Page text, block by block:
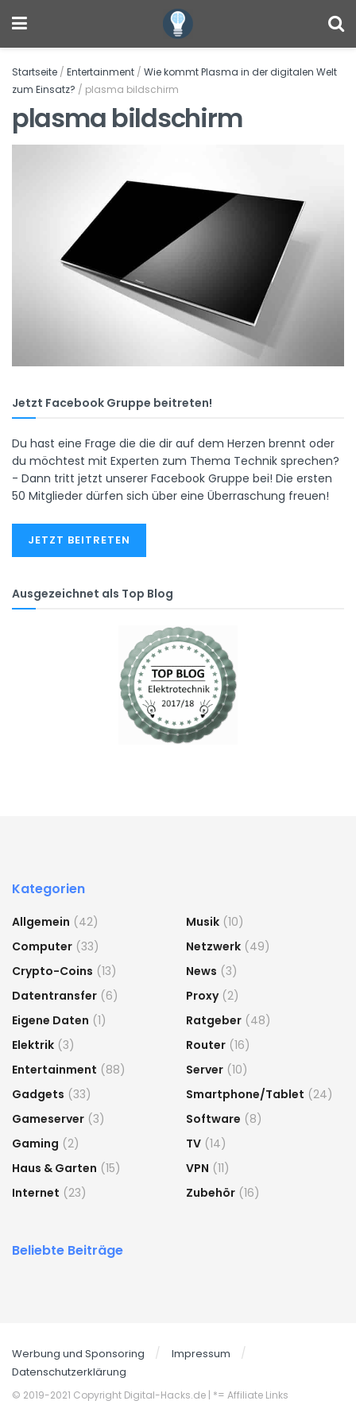
Startseite / Entertainment / Wie kommt Plasma in der digitalen Welt
zum Einsatz? / plasma bildschirm
plasma bildschirm
Jetzt Facebook Gruppe beitreten!
Du hast eine Frage die die dir auf dem Herzen brennt oder
du möchtest mit Experten zum Thema Technik sprechen?
- Dann tritt jetzt unserer Facebook Gruppe bei! Die ersten
50 Mitglieder dürfen sich über eine Überraschung freuen!
JETZT BEITRETEN
Ausgezeichnet als Top Blog
Kategorien
Allgemein (42)
Computer (33)
Crypto-Coins (13)
Datentransfer (6)
Eigene Daten (1)
Elektrik (3)
Entertainment (88)
Gadgets (33)
Gameserver (3)
Gaming (2)
Haus & Garten (15)
Internet (23)
Musik (10)
Netzwerk (49)
News (3)
Proxy(2)
Ratgeber (48)
Router (16)
Server (10)
Smartphone/Tablet (24)
Software (8)
TV (14)
VPN (11)
Zubehör (16)
Beliebte Beiträge
Werbung und Sponsoring
Impressum
Datenschutzerklärung
© 2019-2021 Copyright Digital-Hacks.de | *= Affiliate Links